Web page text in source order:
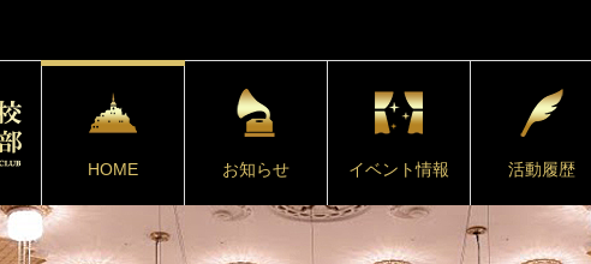
HOME お知らせ イベント情報 活動履歴